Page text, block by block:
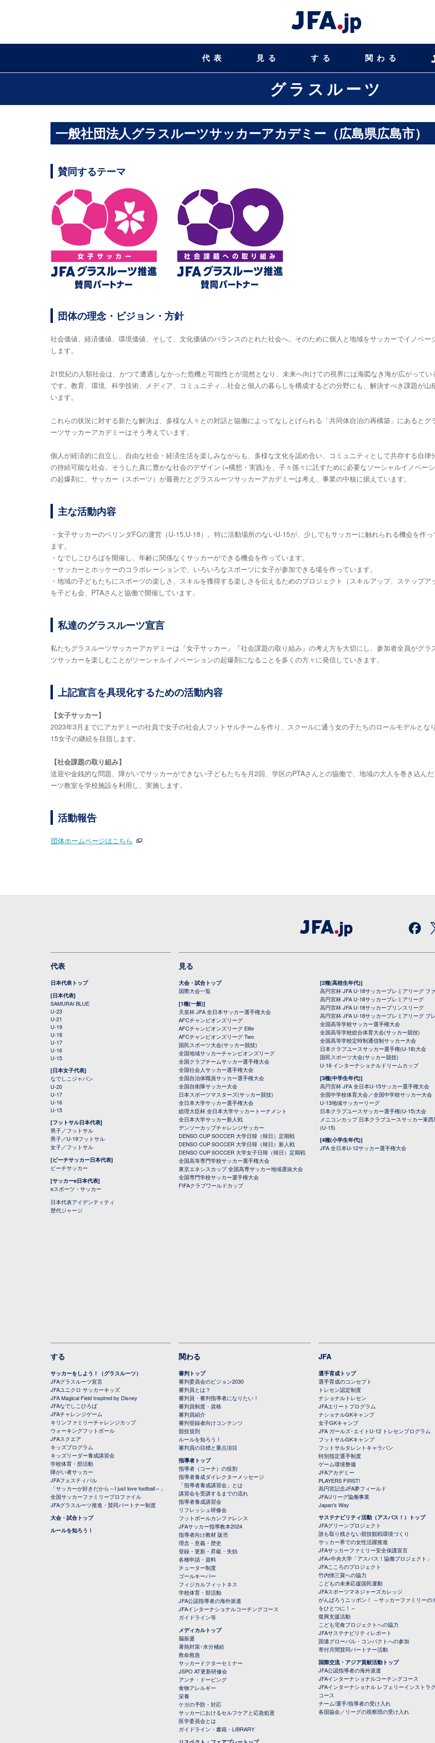
代表 見る する 関わる
グラスルーツ
一般社団法人グラスルーツサッカーアカデミー（広島県広島市）
賛同するテーマ
団体の理念・ビジョン・方針
社会価値、経済価値、環境価値、そして、文化価値のバランスのとれた社会へ。そのために個人と地域をサッカーでイノベー
します。
21世紀の人類社会は、かつて遭遇しなかった危機と可能性とが混然となり、未来へ向けての視界には海図なき海が広がってい
です。教育、環境、科学技術、メディア、コミュニティ…社会と個人の暮らしを構成するどの分野にも、解決すべき課題が山
います。
これらの状況に対する新たな解決は、多様な人々との対話と協働によってなしとげられる「共同体自治の再構築」にあるとグ
ーツサッカーアカデミーはそう考えています。
個人が経済的に自立し、自由な社会・経済生活を楽しみながらも、多様な文化を認め合い、コミュニティとして共存する自律
の持続可能な社会。そうした真に豊かな社会のデザイン (=構想・実践)を、子々孫々に託すために必要なソーシャルイノベー
の起爆剤に、サッカー（スポーツ）が最善だとグラスルーツサッカーアカデミーは考え、事業の中核に据えています。
主な活動内容
・女子サッカーのベリンダFCの運営（U-15,U-18）。特に活動場所のないU-15が、少しでもサッカーに触れられる機会を作っ
ます。
・なでしこひろばを開催し、年齢に関係なくサッカーができる機会を作っています。
・サッカーとホッケーのコラボレーションで、いろいろなスポーツに女子が参加できる場を作っています。
・地域の子どもたちにスポーツの楽しさ、スキルを獲得する楽しさを伝えるためのプロジェクト（スキルアップ、ステップア
を子ども会、PTAさんと協働で開催しています。
私達のグラスルーツ宣言
私たちグラスルーツサッカーアカデミーは『女子サッカー』『社会課題の取り組み』の考え方を大切にし、参加者全員がグラ
ツサッカーを楽しむことがソーシャルイノベーションの起爆剤になることを多くの方々に発信していきます。
上記宣言を具現化するための活動内容
【女子サッカー】
2023年3月までにアカデミーの社員で女子の社会人フットサルチームを作り、スクールに通う女の子たちのロールモデルとな
15女子の継続を目指します。
【社会課題の取り組み】
送迎や金銭的な問題、障がいでサッカーができない子どもたちを月2回、学区のPTAさんとの協働で、地域の大人を巻き込ん
ーツ教室を学校施設を利用し、実施します。
活動報告
団体ホームページはこちら
代表
日本代表トップ
[日本代表]
SAMURAI BLUE
U-23
U-21
U-19
U-18
U-17
U-16
U-15
[日本女子代表]
なでしこジャパン
U-20
U-17
U-16
U-15
[フットサル日本代表]
男子／フットサル
男子／U-19フットサル
女子／フットサル
[ビーチサッカー日本代表]
ビーチサッカー
[サッカーe日本代表]
eスポーツ・サッカー
日本代表アイデンティティ
歴代ジャージ
見る
大会・試合トップ
国際大会一覧
[1種(一般)]
天皇杯 JFA 全日本サッカー選手権大会
AFCチャンピオンズリーグ
AFCチャンピオンズリーグ Elite
AFCチャンピオンズリーグ Two
国民スポーツ大会(サッカー競技)
全国地域サッカーチャンピオンズリーグ
全国クラブチームサッカー選手権大会
全国社会人サッカー選手権大会
全国自治体職員サッカー選手権大会
全国自衛隊サッカー大会
日本スポーツマスターズ(サッカー競技)
全日本大学サッカー選手権大会
総理大臣杯 全日本大学サッカートーナメント
全日本大学サッカー新人戦
デンソーカップチャレンジサッカー
DENSO CUP SOCCER 大学日韓（韓日）定期戦
DENSO CUP SOCCER 大学日韓（韓日）新人戦
DENSO CUP SOCCER 大学女子日韓（韓日）定期戦
全国高等専門学校サッカー選手権大会
東京エネシスカップ 全国高専サッカー地域選抜大会
全国専門学校サッカー選手権大会
FIFAクラブワールドカップ
[2種(高校生年代)]
高円宮杯 JFA U-18サッカープレミアリーグ フ
高円宮杯 JFA U-18サッカープレミアリーグ
高円宮杯 JFA U-18サッカープリンスリーグ
高円宮杯 JFA U-18サッカープレミアリーグ プ
全国高等学校サッカー選手権大会
全国高等学校総合体育大会(サッカー競技)
全国高等学校定時制通信制サッカー大会
日本クラブユースサッカー選手権(U-18)大会
国民スポーツ大会(サッカー競技)
U-16 インターナショナルドリームカップ
[3種(中学生年代)]
高円宮杯 JFA 全日本U-15サッカー選手権大会
全国中学校体育大会／全国中学校サッカー大会
U-13地域サッカーリーグ
日本クラブユースサッカー選手権(U-15)大会
メニコンカップ 日本クラブユースサッカー東
(U-15)
[4種(小学生年代)]
JFA 全日本U-12サッカー選手権大会
する
サッカーをしよう！（グラスルーツ）
JFAグラスルーツ宣言
JFAユニクロ サッカーキッズ
JFA Magical Field Inspired by Disney
JFAなでしこひろば
JFAチャレンジゲーム
キリンファミリーチャレンジカップ
ウォーキングフットボール
JFAスクエア
キッズプログラム
キッズリーダー養成講習会
学校体育・部活動
障がい者サッカー
JFAフェスティバル
「サッカーが好きだから～I just love football～」
全国サッカーファミリープロファイル
JFAグラスルーツ推進・賛同パートナー制度
大会・試合トップ
ルールを知ろう！
関わる
審判トップ
審判委員会のビジョン2030
審判員とは？
審判員・審判指導者になりたい！
審判員制度・資格
審判員紹介
審判登録者向けコンテンツ
競技規則
ルールを知ろう！
審判員の目標と重点項目
指導者トップ
指導者（コーチ）の役割
指導者養成ダイレクターメッセージ
「指導者養成講習会」とは
講習会を受講するまでの流れ
指導者養成講習会
リフレッシュ研修会
フットボールカンファレンス
JFAサッカー指導教本2024
指導者向け教材 販売
理念・意義・歴史
登録・更新・昇級・失効
各種申請・資料
チューター制度
ゴールキーパー
フィジカルフィットネス
学校体育・部活動
JFA公認指導者の海外派遣
JFAインターナショナルコーチングコース
ガイドライン等
メディカルトップ
脳振盪
暑熱対策･水分補給
救命救急
サッカードクターセミナー
JSPO AT更新研修会
アンチ・ドーピング
食物アレルギー
栄養
ケガの予防・対応
サッカーにおけるセルフケアと応急処置
医学委員会とは
ガイドライン・書籍・LIBRARY
JFA
選手育成トップ
選手育成のコンセプト
トレセン認定制度
ナショナルトレセン
JFAエリートプログラム
ナショナルGKキャンプ
女子GKキャンプ
JFA ガールズ･エイトU-12 トレセンプログラム
フットサルGKキャンプ
フットサルタレントキャラバン
特別指定選手制度
ゲーム環境整備
JFAアカデミー
PLAYERS FIRST!
高円宮記念JFA夢フィールド
JFA/Jリーグ協働事業
Japan's Way
サステナビリティ活動（アスパス！）トップ
JFAグリーンプロジェクト
誰も取り残さない競技観戦環境づくり
サッカー界での女性活躍推進
JFAサッカーファミリー安全保護宣言
JFA×中央大学「アスパス！協働プロジェクト」
JFAこころのプロジェクト
竹内悌三賞への協力
こどもの未来応援国民運動
JFAスポーツマネジャーズカレッジ
がんばろうニッポン！ ～サッカーファミリーの
をひとつに！～
復興支援活動
こども宅食プロジェクトへの協力
JFAサステナビリティレポート
国連グローバル・コンパクトへの参加
寄付月間賛同パートナー活動
国際交流・アジア貢献活動トップ
JFA公認指導者の海外派遣
JFAインターナショナルコーチングコース
JFAインターナショナル レフェリーインストラ
コース
チーム/選手/指導者の受け入れ
各国協会／リーグの視察団の受け入れ